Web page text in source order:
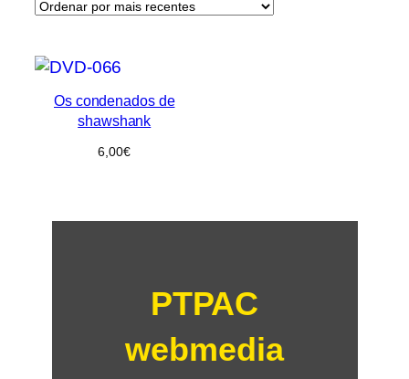
Os condenados de
shawshank
6,00€
PTPAC
webmedia